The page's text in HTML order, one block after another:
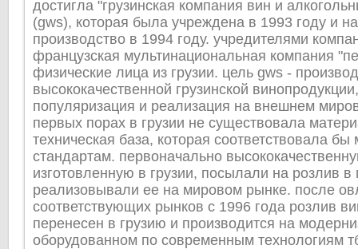
достигла "грузинская компания вин и
(gws), которая была учреждена в 1993 году и
производство в 1994 году. учредителями
французская мультинациональная компания
физические лица из грузии. цель gws -
высококачественной грузинской
популяризация и реализация на внешнем
первых порах в грузии не существовала
техническая база, которая соответствовала
стандартам. первоначально
изготовленную в грузии, посылали на розлив
реализовывали ее на мировом рынке. после
соответствующих рынков с 1996 года розлив
перенесен в грузию и производится на
оборудованном по современным технологиям